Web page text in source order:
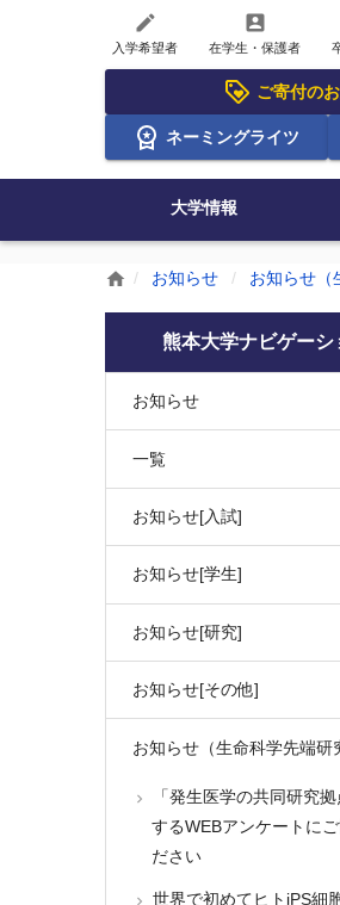
create
入学希望者
account_box
在学生・保護者
ご寄付の
ネーミングライツ
大学情報
home お知らせ お知らせ（
熊本大学ナビゲーシ
お知らせ
一覧
お知らせ[入試]
お知らせ[学生]
お知らせ[研究]
お知らせ[その他]
お知らせ（生命科学先端研
「発生医学の共同研究
するWEBアンケートにご
ださい
世界で初めてヒトiPS細